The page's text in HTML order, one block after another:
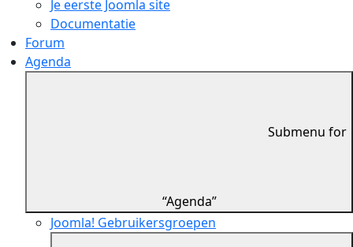
Je eerste Joomla site
Documentatie
Forum
Agenda
Submenu for
“Agenda”
Joomla! Gebruikersgroepen